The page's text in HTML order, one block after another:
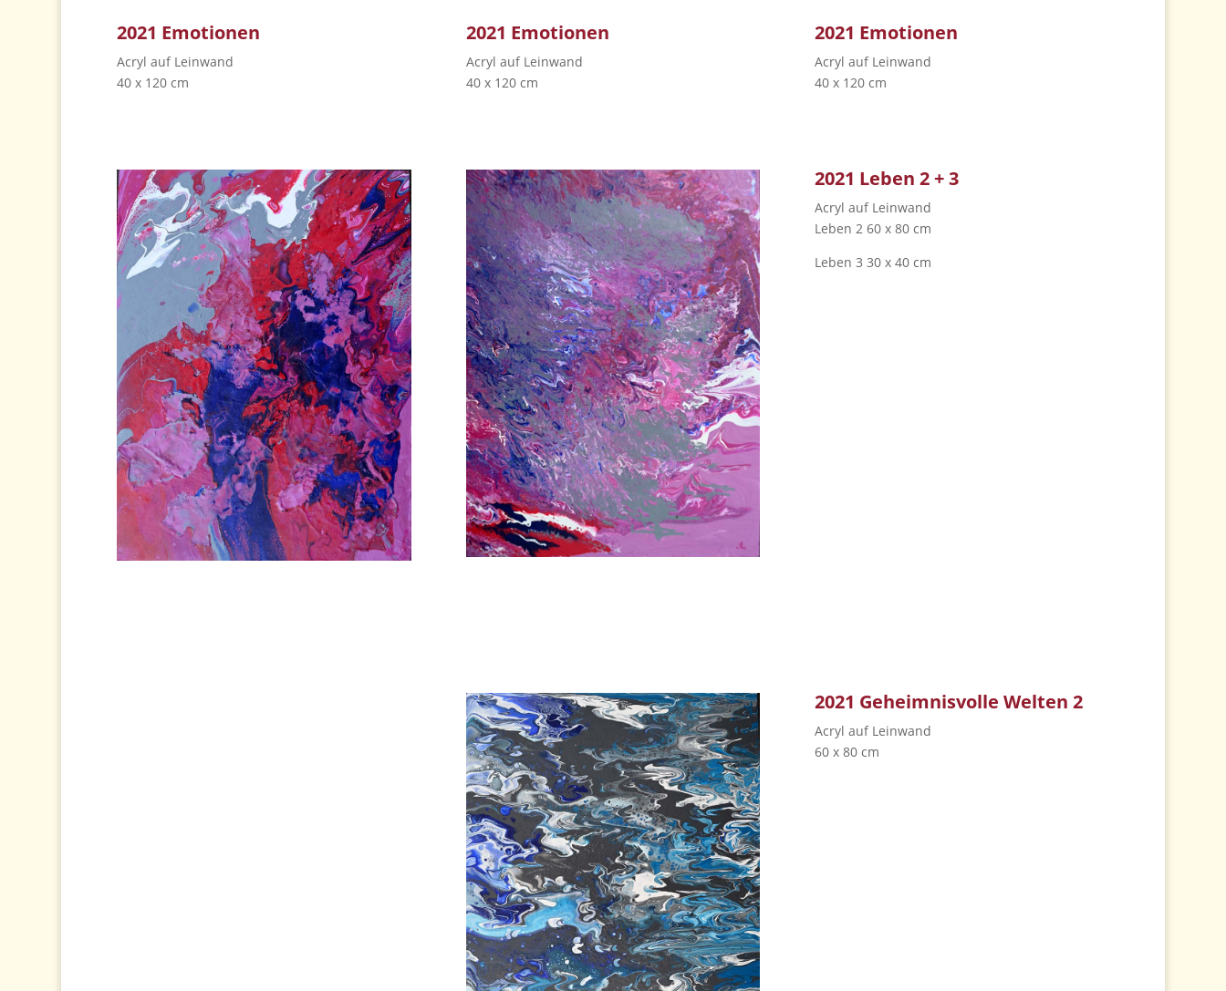
2021 Emotionen
Acryl auf Leinwand
40 x 120 cm
2021 Emotionen
Acryl auf Leinwand
40 x 120 cm
2021 Emotionen
Acryl auf Leinwand
40 x 120 cm
2021 Leben 2 + 3
Acryl auf Leinwand
Leben 2 60 x 80 cm
Leben 3 30 x 40 cm
2021 Geheimnisvolle Welten 2
Acryl auf Leinwand
60 x 80 cm